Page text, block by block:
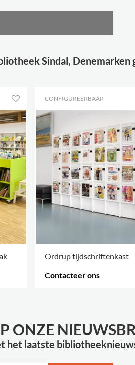
Sindal,
CONFIGUREERBAAR
Ordrup tijdschriftenkast
Contacteer ons
ONZE
het laatste